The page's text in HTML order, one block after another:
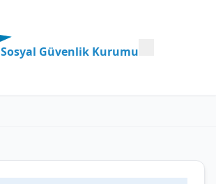
Sosyal Güvenlik Kurumu